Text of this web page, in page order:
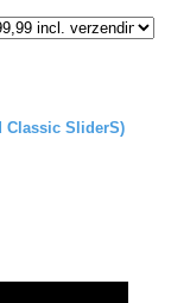
Classic SliderS)